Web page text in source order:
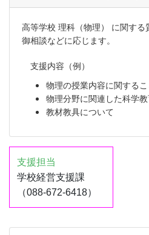
高等学校 理科（物理） に関する
御相談などに応じます。
支援内容（例）
物理の授業内容に関するこ
物理分野に関連した科学
教材教具について
支援担当
学校経営支援課
（088-672-6418）